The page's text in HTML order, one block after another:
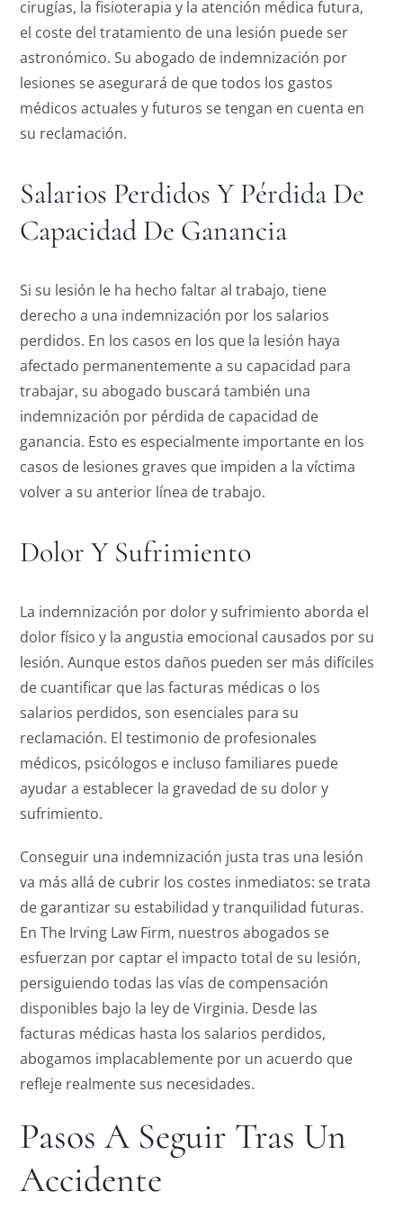
cirugías, la fisioterapia y la atención médica futura,
el coste del tratamiento de una lesión puede ser
astronómico. Su abogado de indemnización por
lesiones se asegurará de que todos los gastos
médicos actuales y futuros se tengan en cuenta en
su reclamación.
Salarios Perdidos Y Pérdida De
Capacidad De Ganancia
Si su lesión le ha hecho faltar al trabajo, tiene
derecho a una indemnización por los salarios
perdidos. En los casos en los que la lesión haya
afectado permanentemente a su capacidad para
trabajar, su abogado buscará también una
indemnización por pérdida de capacidad de
ganancia. Esto es especialmente importante en los
casos de lesiones graves que impiden a la víctima
volver a su anterior línea de trabajo.
Dolor Y Sufrimiento
La indemnización por dolor y sufrimiento aborda el
dolor físico y la angustia emocional causados por su
lesión. Aunque estos daños pueden ser más difíciles
de cuantificar que las facturas médicas o los
salarios perdidos, son esenciales para su
reclamación. El testimonio de profesionales
médicos, psicólogos e incluso familiares puede
ayudar a establecer la gravedad de su dolor y
sufrimiento.
Conseguir una indemnización justa tras una lesión
va más allá de cubrir los costes inmediatos: se trata
de garantizar su estabilidad y tranquilidad futuras.
En The Irving Law Firm, nuestros abogados se
esfuerzan por captar el impacto total de su lesión,
persiguiendo todas las vías de compensación
disponibles bajo la ley de Virginia. Desde las
facturas médicas hasta los salarios perdidos,
abogamos implacablemente por un acuerdo que
refleje realmente sus necesidades.
Pasos A Seguir Tras Un
Accidente